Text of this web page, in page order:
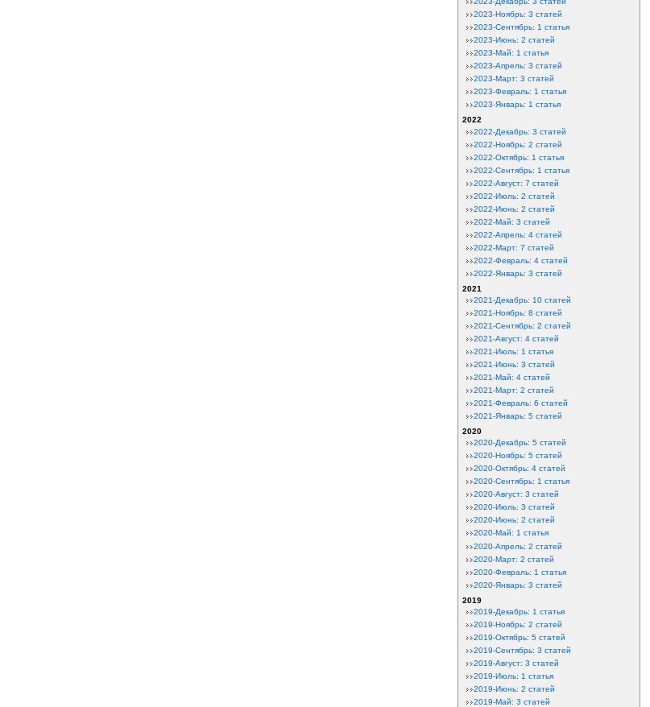
2023-Ноябрь: 3 статей
2023-Сентябрь: 1 статья
2023-Июнь: 2 статей
2023-Май: 1 статья
2023-Апрель: 3 статей
2023-Март: 3 статей
2023-Февраль: 1 статья
2023-Январь: 1 статья
2022
2022-Декабрь: 3 статей
2022-Ноябрь: 2 статей
2022-Октябрь: 1 статья
2022-Сентябрь: 1 статья
2022-Август: 7 статей
2022-Июль: 2 статей
2022-Июнь: 2 статей
2022-Май: 3 статей
2022-Апрель: 4 статей
2022-Март: 7 статей
2022-Февраль: 4 статей
2022-Январь: 3 статей
2021
2021-Декабрь: 10 статей
2021-Ноябрь: 8 статей
2021-Сентябрь: 2 статей
2021-Август: 4 статей
2021-Июль: 1 статья
2021-Июнь: 3 статей
2021-Май: 4 статей
2021-Март: 2 статей
2021-Февраль: 6 статей
2021-Январь: 5 статей
2020
2020-Декабрь: 5 статей
2020-Ноябрь: 5 статей
2020-Октябрь: 4 статей
2020-Сентябрь: 1 статья
2020-Август: 3 статей
2020-Июль: 3 статей
2020-Июнь: 2 статей
2020-Май: 1 статья
2020-Апрель: 2 статей
2020-Март: 2 статей
2020-Февраль: 1 статья
2020-Январь: 3 статей
2019
2019-Декабрь: 1 статья
2019-Ноябрь: 2 статей
2019-Октябрь: 5 статей
2019-Сентябрь: 3 статей
2019-Август: 3 статей
2019-Июль: 1 статья
2019-Июнь: 2 статей
2019-Май: 3 статей